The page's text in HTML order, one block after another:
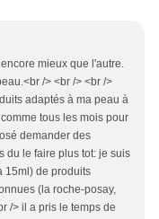
mieux que l'autre.
/> <br /> <br />
adaptés à ma peau à
tous les mois pour
demander des
du le faire plus tot: je suis
15ml) de produits
(la roche-posay,
/> il a pris le temps de